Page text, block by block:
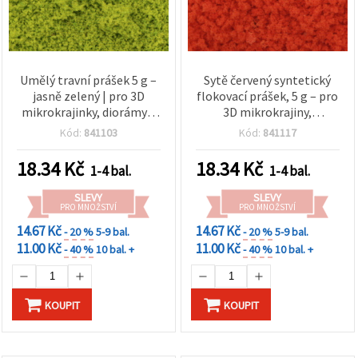
Umělý travní prášek 5 g –
jasně zelený | pro 3D
mikrokrajinky, diorámy a
zalévání do epoxidové
Kód: 841103
18.34Kč 1-4 bal.
SLEVY
PRO MNOŽSTVÍ
14.67 Kč- 20 %5-9 bal.
11.00 Kč- 40 %10 bal. +
KOUPIT
Sytě červený syntetický
flokovací prášek, 5 g – pro
3D mikrokrajiny,
modelářské terény,
pro zabudování do
epoxidové pryskyřice
Kód: 841117
18.34Kč 1-4 bal.
SLEVY
PRO MNOŽSTVÍ
14.67 Kč- 20 %5-9 bal.
11.00 Kč- 40 %10 bal. +
KOUPIT